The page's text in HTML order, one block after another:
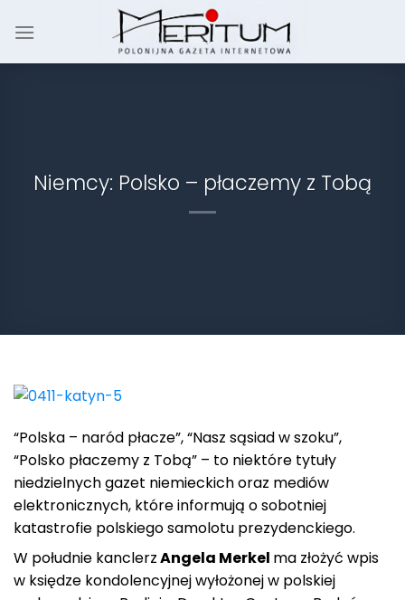
Niemcy: Polsko – płaczemy z Tobą
“Polska – naród płacze”, “Nasz sąsiad w szoku”,
“Polsko płaczemy z Tobą” – to niektóre tytuły
niedzielnych gazet niemieckich oraz mediów
elektronicznych, które informują o sobotniej
katastrofie polskiego samolotu prezydenckiego.
W południe kanclerzAngela Merkel ma złożyć wpis
w księdze kondolencyjnej wyłożonej w polskiej